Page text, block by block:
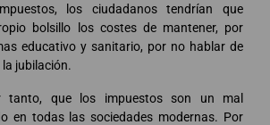
los ciudadanos tendrían que
bolsillo los costes de mantener, por
educativo y sanitario, por no hablar de
jubilación.
tanto, que los impuestos son un mal
en todas las sociedades modernas. Por